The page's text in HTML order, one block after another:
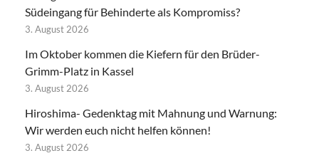
Südeingang für Behinderte als Kompromiss?
3. August 2026
Im Oktober kommen die Kiefern für den Brüder-
Grimm-Platz in Kassel
3. August 2026
Hiroshima- Gedenktag mit Mahnung und Warnung:
Wir werden euch nicht helfen können!
3. August 2026